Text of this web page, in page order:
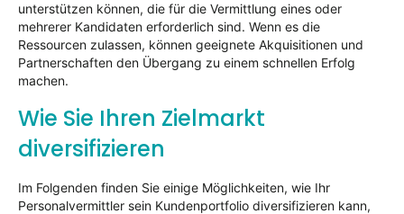
unterstützen können, die für die Vermittlung eines oder
mehrerer Kandidaten erforderlich sind. Wenn es die
Ressourcen zulassen, können geeignete Akquisitionen und
Partnerschaften den Übergang zu einem schnellen Erfolg
machen.
Wie Sie Ihren Zielmarkt
diversifizieren
Im Folgenden finden Sie einige Möglichkeiten, wie Ihr
Personalvermittler sein Kundenportfolio diversifizieren kann,